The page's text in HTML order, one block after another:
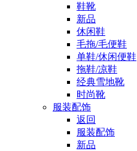
鞋靴
新品
休闲鞋
毛拖/毛便鞋
单鞋/休闲便鞋
拖鞋/凉鞋
经典雪地靴
时尚靴
服装配饰
返回
服装配饰
新品